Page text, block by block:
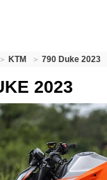
KTM 790 Duke 2023
2023